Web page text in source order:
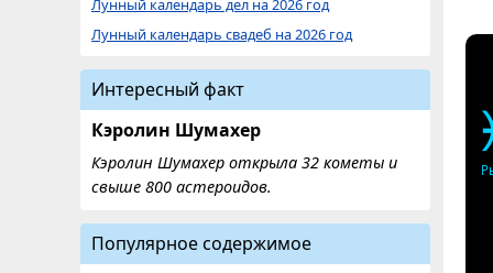
Лунный календарь дел на 2026 год
Лунный календарь свадеб на 2026 год
Интересный факт
Кэролин Шумахер
Кэролин Шумахер открыла 32 кометы и
свыше 800 астероидов.
Популярное содержимое